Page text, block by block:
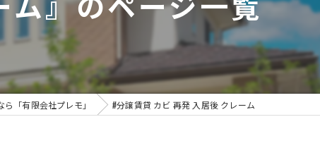
符を。賃貸オーナー様が最後に頼る専門工事
「有限会社プレモ」 #分譲賃貸 カビ 再発 入居後 クレーム